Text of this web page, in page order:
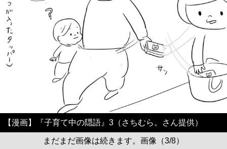
【漫画】『子育て中の隠語』3（さちむら。さん提供）
まだまだ画像は続きます。画像（3/8）